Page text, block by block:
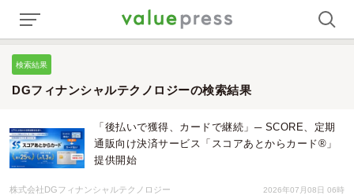
検索結果
DGフィナンシャルテクノロジーの検索結果
「後払いで獲得、カードで継続」─ SCORE、定期
通販向け決済サービス「スコアあとからカード®」
提供開始
株式会社DGフィナンシャルテクノロジー 2026年07月08日 06時